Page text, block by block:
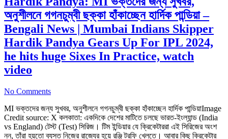
অনুশীলনে গগনচুম্বী ছক্কা হাঁকাচ্ছেন হার্দিক পান্ডিয়া –
Bengali News | Mumbai Indians Skipper
Hardik Pandya Gears Up For IPL 2024,
he hits huge Sixes In Practice, watch
video
No Comments
MI ভক্তদের জন্য সুখবর, অনুশীলনে গগনচুম্বী ছক্কা হাঁকাচ্ছেন হার্দিক পান্ডিয়াImage
Credit source: X কলকাতা: একদিকে দেশের মাটিতে চলছে ভারত-ইংল্যান্ড (India
vs England) টেস্ট (Test) সিরিজ। টিম ইন্ডিয়ার যে ক্রিকেটাররা এই সিরিজের অংশ
নন, তাঁরা হয়তো ব্যস্ত নিজের রাজ্যের হয়ে রঞ্জি ট্রফি খেলতে। আবার কিছু ক্রিকেটার